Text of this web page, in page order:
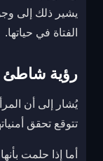
يشير ذلك إلى
الفتاة في حياتها.
رؤية شاطئ
يُشار إلى أن
تتوقع تحقق
أما إذا حلمت